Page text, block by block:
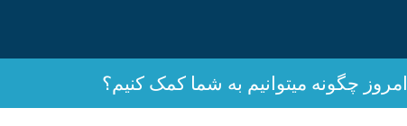
امروز چگونه میتوانیم به شما کمک کنیم؟